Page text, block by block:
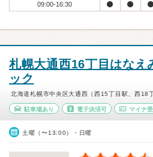
09:00-16:30
札幌大通西16丁目はなえ
ック
北海道札幌市中央区大通西（西15丁目駅、西18
駐車場あり 電子決済可 マイナ
土曜（〜13:00）・日曜